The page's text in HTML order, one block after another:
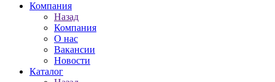
Компания
Назад
Компания
О нас
Вакансии
Новости
Каталог